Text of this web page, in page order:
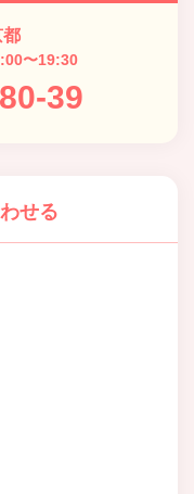
都
〜19:30
39
せる